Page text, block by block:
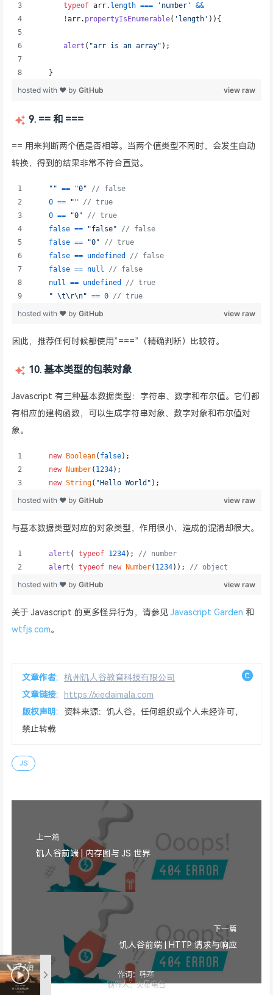
9. == 和 ===
== 用来判断两个值是否相等。当两个值类型不同时，会发生自动
转换，得到的结果非常不符合直觉。
因此，推荐任何时候都使用”===”（精确判断）比较符。
10. 基本类型的包装对象
Javascript 有三种基本数据类型：字符串、数字和布尔值。它们都
有相应的建构函数，可以生成字符串对象、数字对象和布尔值对
象。
与基本数据类型对应的对象类型，作用很小，造成的混淆却很大。
关于 Javascript 的更多怪异行为，请参见 Javascript Garden 和
wtfjs.com。
文章作者:
杭州饥人谷教育科技有限公司
文章链接:
https://xiedaimala.com
版权声明:
资料来源：饥人谷。任何组织或个人未经许可，
禁止转载
JS
上一篇
饥人谷前端 | 内存图与 JS 世界
下一篇
饥人谷前端 | HTTP 请求与响应
作词：韩寒
制作人：火星电台